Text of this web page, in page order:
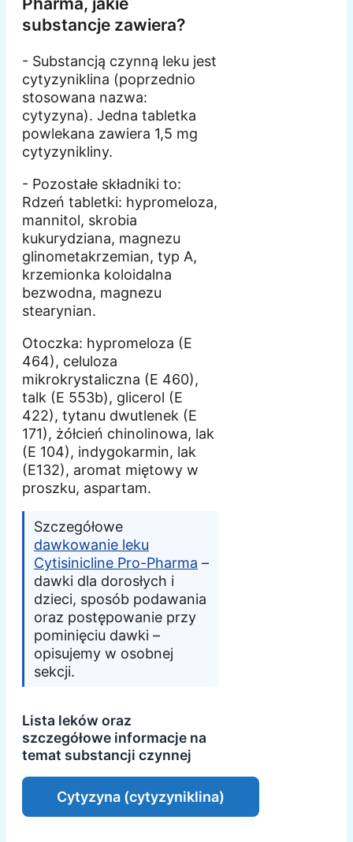
substancje zawiera?
- Substancją czynną leku jest
cytyzyniklina (poprzednio
stosowana nazwa:
cytyzyna). Jedna tabletka
powlekana zawiera 1,5 mg
cytyzynikliny.
- Pozostałe składniki to:
Rdzeń tabletki: hypromeloza,
mannitol, skrobia
kukurydziana, magnezu
glinometakrzemian, typ A,
krzemionka koloidalna
bezwodna, magnezu
stearynian.
Otoczka: hypromeloza (E
464), celuloza
mikrokrystaliczna (E 460),
talk (E 553b), glicerol (E
422), tytanu dwutlenek (E
171), żółcień chinolinowa, lak
(E 104), indygokarmin, lak
(E132), aromat miętowy w
proszku, aspartam.
Szczegółowe
dawkowanie leku
Cytisinicline Pro-Pharma –
dawki dla dorosłych i
dzieci, sposób podawania
oraz postępowanie przy
pominięciu dawki –
opisujemy w osobnej
sekcji.
Lista leków oraz
szczegółowe informacje na
temat substancji czynnej
Cytyzyna (cytyzyniklina)